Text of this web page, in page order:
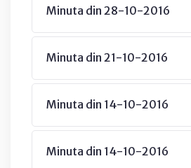
Minuta din 28-10-2016
Minuta din 21-10-2016
Minuta din 14-10-2016
Minuta din 14-10-2016